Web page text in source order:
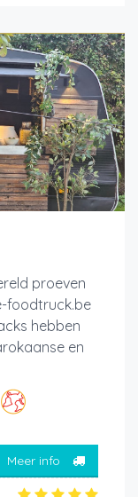
proeven
hebben
en
Meer info